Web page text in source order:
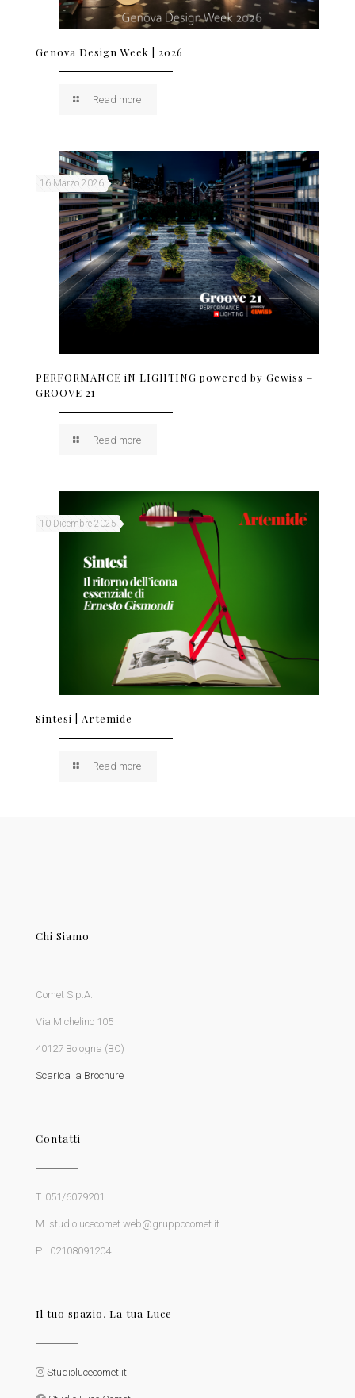
Genova Design Week | 2026
Read more
16 Marzo 2026
PERFORMANCE iN LIGHTING powered by Gewiss –
GROOVE 21
Read more
10 Dicembre 2025
Sintesi | Artemide
Read more
Chi Siamo
Comet S.p.A.
Via Michelino 105
40127 Bologna (BO)
Scarica la Brochure
Contatti
T. 051/6079201
M. studiolucecomet.web@gruppocomet.it
P.I. 02108091204
Il tuo spazio, La tua Luce
Studiolucecomet.it